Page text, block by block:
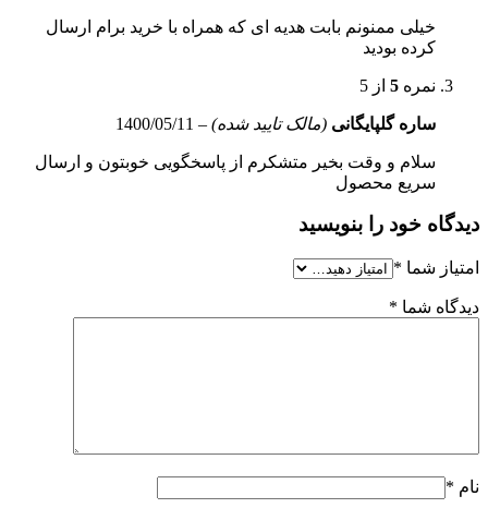
خیلی ممنونم بابت هدیه ای که همراه با خرید برام ارسال
کرده بودید
نمره 5 از 5
ساره گلپایگانی (مالک تایید شده) –
1400/05/11
سلام و وقت بخیر متشکرم از پاسخگویی خوبتون و ارسال
سریع محصول
دیدگاه خود را بنویسید
امتیاز شما *
دیدگاه شما *
نام *